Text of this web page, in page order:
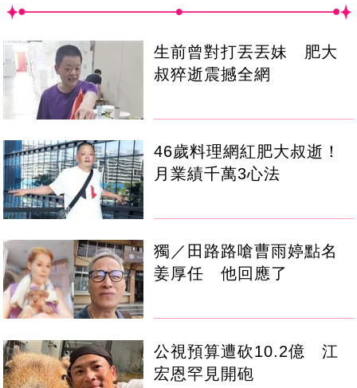
生前曾對打丟丟妹 肥大
叔猝逝震撼全網
46歲料理網紅肥大叔逝！
月業績千萬3心法
獨／田路路嗆曹雨婷點名
姜厚任 他回應了
公視預算遭砍10.2億 江
宏恩罕見開砲